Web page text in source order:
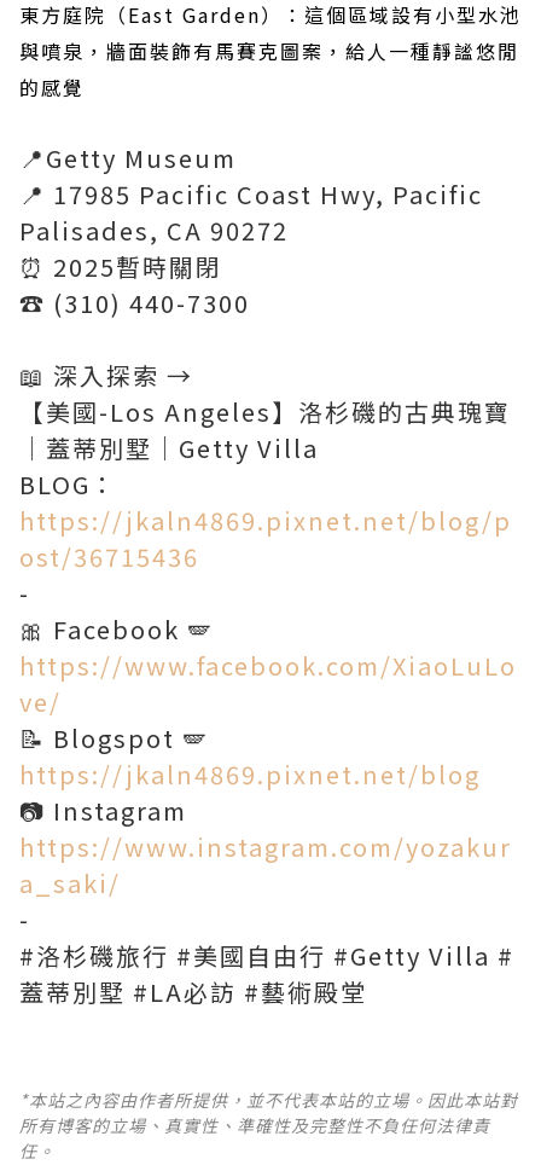
東方庭院（East Garden）：這個區域設有小型水池
與噴泉，牆面裝飾有馬賽克圖案，給人一種靜謐悠閒
的感覺
📍Getty Museum
📍 17985 Pacific Coast Hwy, Pacific
Palisades, CA 90272
⏰ 2025暫時關閉
☎️ (310) 440-7300
📖 深入探索 →
【美國-Los Angeles】洛杉磯的古典瑰寶
│蓋蒂別墅│Getty Villa
BLOG：
https://jkaln4869.pixnet.net/blog/p
ost/36715436
-
🎀 Facebook 🪽
https://www.facebook.com/XiaoLuLo
ve/
📝 Blogspot 🪽
https://jkaln4869.pixnet.net/blog
📷 Instagram
https://www.instagram.com/yozakur
a_saki/
-
#洛杉磯旅行 #美國自由行 #Getty Villa #
蓋蒂別墅 #LA必訪 #藝術殿堂
*本站之內容由作者所提供，並不代表本站的立場。因此本站對
所有博客的立場、真實性、準確性及完整性不負任何法律責
任。